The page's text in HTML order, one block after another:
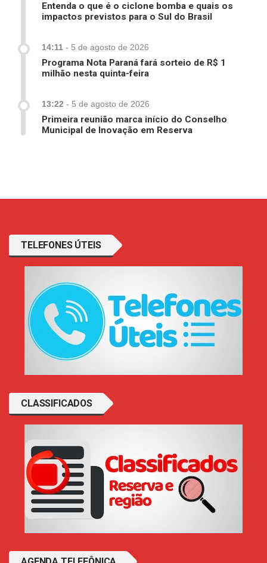
Entenda o que é o ciclone bomba e quais os
impactos previstos para o Sul do Brasil
14:11 - 5 de agosto de 2026
Programa Nota Paraná fará sorteio de R$ 1
milhão nesta quinta-feira
13:22 - 5 de agosto de 2026
Primeira reunião marca início do Conselho
Municipal de Inovação em Reserva
TELEFONES ÚTEIS
CLASSIFICADOS